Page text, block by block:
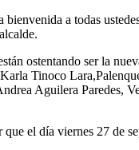
bienvenida a todas
ostentando ser la
Tinoco
Aguilera Paredes,
que el día viernes 27 de